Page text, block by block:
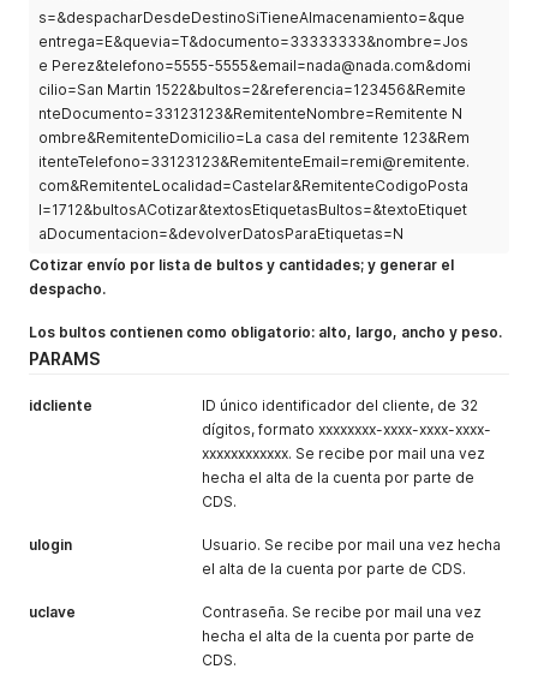
"ValorAdicionalRetiro": 8.76,
"ValorAdicionalRetiroTxt": "$ 8,76",
"ValorAdicionalReceptoria": 4.38,
"ValorAdicionalReceptoriaTxt": "$ 4,38",
"PorcentajeDeIva": 21,
"PorcentajeDeIvaTxt"
"21,00 %"
}
] ,
"Sucursal": [
{
"IdSucursal": 408,
"Nombre"
"Provincia"
"Río Negro"
"Vereertbrügghen 2030 (ex 1730)",
"CP"
"Email"
"info-bariloche@cruzdelsur.com",
"L/V 8:00 a 18:00hs. - S 9:00 a 13:00 hs."
71.281,
41.129
}
s=&despacharDesdeDestinoSiTieneAlmacenamiento=&que
entrega=E&quevia=T&documento=33333333&nombre=Jos
e Perez&telefono=5555-5555&email=nada@nada.com&domi
cilio=San Martin 1522&bultos=2&referencia=123456&Remite
nteDocumento=33123123&RemitenteNombre=Remitente N
ombre&RemitenteDomicilio=La casa del remitente 123&Rem
itenteTelefono=33123123&RemitenteEmail=remi@remitente.
com&RemitenteLocalidad=Castelar&RemitenteCodigoPosta
l=1712&bultosACotizar&textosEtiquetasBultos=&textoEtiquet
aDocumentacion=&devolverDatosParaEtiquetas=N
Cotizar envío por lista de bultos y cantidades; y generar el
despacho.
Los bultos contienen como obligatorio: alto, largo, ancho y peso.
PARAMS
idcliente
ID único identificador del cliente, de 32
dígitos, formato xxxxxxxx-xxxx-xxxx-xxxx-
xxxxxxxxxxxx. Se recibe por mail una vez
hecha el alta de la cuenta por parte de
CDS.
ulogin
Usuario. Se recibe por mail una vez hecha
el alta de la cuenta por parte de CDS.
uclave
Contraseña. Se recibe por mail una vez
hecha el alta de la cuenta por parte de
CDS.